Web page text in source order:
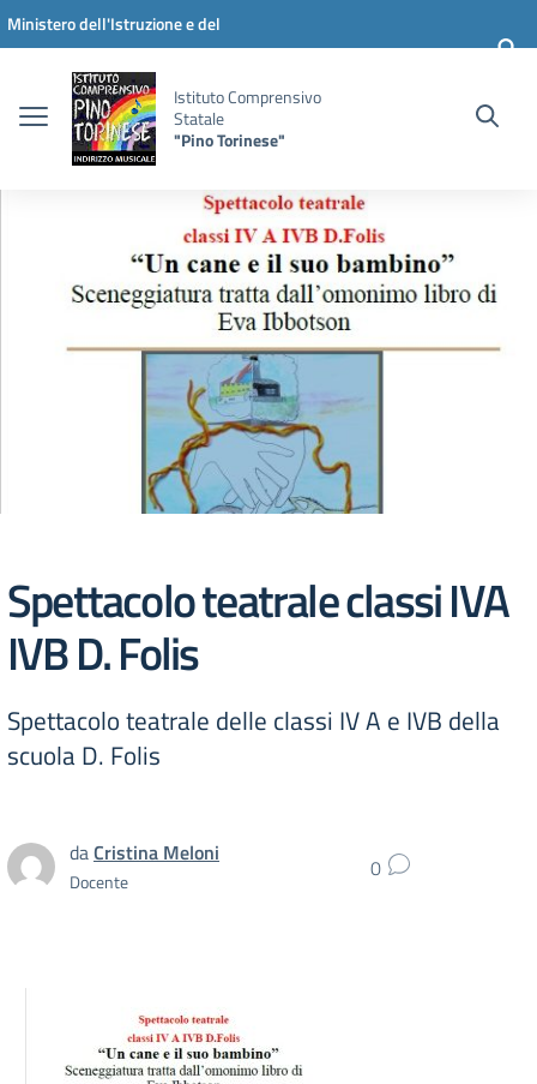
Vai ai contenuti
Vai al menu di navigazione
Vai al footer
Ministero dell'Istruzione e del
Istituto Comprensivo
Statale
"Pino Torinese"
Spettacolo teatrale classi IVA
IVB D. Folis
Spettacolo teatrale delle classi IV A e IVB della
scuola D. Folis
daCristina Meloni
Docente 0